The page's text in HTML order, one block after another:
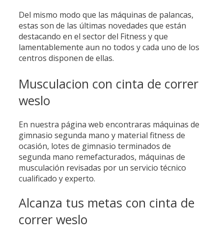
Del mismo modo que las máquinas de palancas,
estas son de las últimas novedades que están
destacando en el sector del Fitness y que
lamentablemente aun no todos y cada uno de los
centros disponen de ellas.
Musculacion con cinta de correr
weslo
En nuestra página web encontraras máquinas de
gimnasio segunda mano y material fitness de
ocasión, lotes de gimnasio terminados de
segunda mano remefacturados, máquinas de
musculación revisadas por un servicio técnico
cualificado y experto.
Alcanza tus metas con cinta de
correr weslo